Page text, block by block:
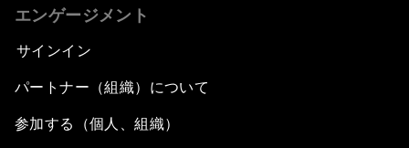
エンゲージメント
サインイン
パートナー（組織）について
参加する（個人、組織）